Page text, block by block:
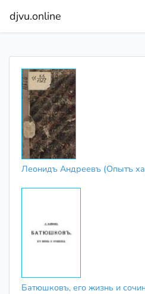
djvu.online
Леонидъ Андреевъ (Опытъ
Батюшковъ, его жизнь и